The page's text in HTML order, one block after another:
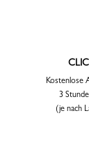
Kostenlose
3
(je nach